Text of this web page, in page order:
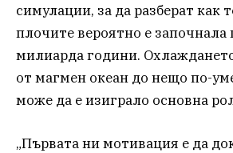
симулации, за да разберат как
плочите вероятно е започнала
милиарда години.
от магмен океан до нещо по-
може да е изиграло основна
„Първата ни мотивация е да